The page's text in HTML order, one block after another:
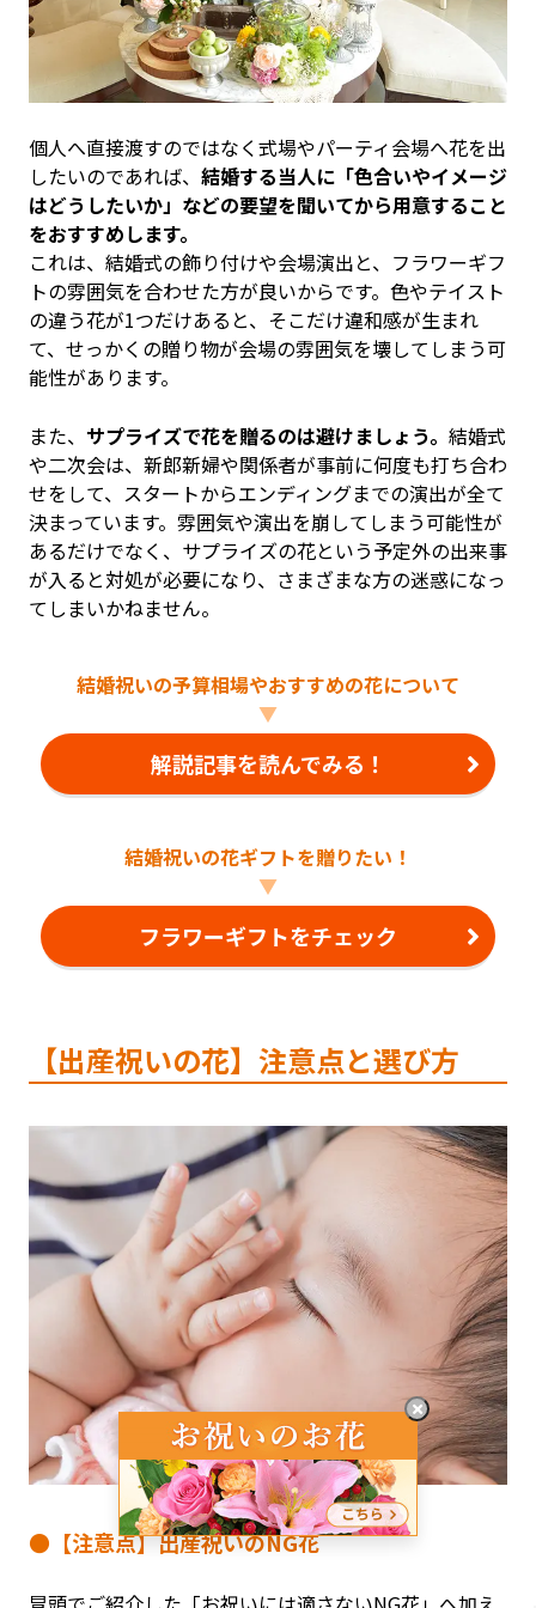
個人へ直接渡すのではなく式場やパーティ会場へ花を出
したいのであれば、 結婚する当人に「色合いやイメージ
はどうしたいか」などの要望を聞いてから用意すること
をおすすめします。
これは、結婚式の飾り付けや会場演出と、フラワーギフ
トの雰囲気を合わせた方が良いからです。色やテイスト
の違う花が1つだけあると、そこだけ違和感が生まれ
て、せっかくの贈り物が会場の雰囲気を壊してしまう可
能性があります。
また、 サプライズで花を贈るのは避けましょう。 結婚式
や二次会は、新郎新婦や関係者が事前に何度も打ち合わ
せをして、スタートからエンディングまでの演出が全て
決まっています。雰囲気や演出を崩してしまう可能性が
あるだけでなく、サプライズの花という予定外の出来事
が入ると対処が必要になり、さまざまな方の迷惑になっ
てしまいかねません。
結婚祝いの予算相場やおすすめの花について
▼
解説記事を読んでみる！
結婚祝いの花ギフトを贈りたい！
▼
フラワーギフトをチェック
【出産祝いの花】注意点と選び方
●【注意点】出産祝いのNG花